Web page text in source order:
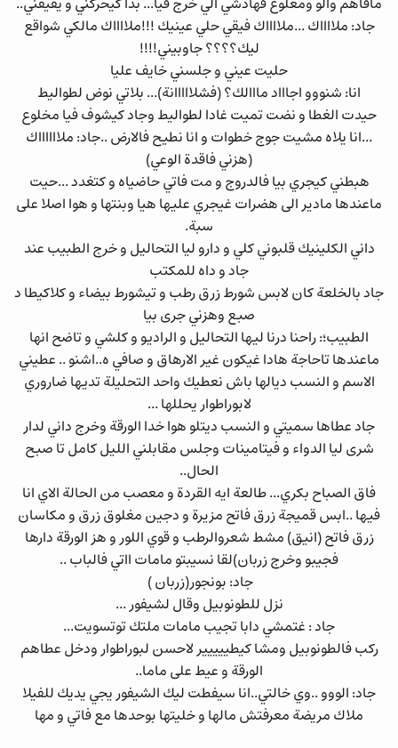
مافاهم والو ومغلوع فهادشي الي خرج فيا... بدا كيحركني و يفيقني..
جاد: ملااااك ...ملااااك فيقي حلي عينيك !!!ملااااك مالكي شواقع
ليك؟؟؟؟ جاوبيني!!!!
حليت عيني و جلسني خايف عليا
انا: شنووو اجاااد مااالك؟ (فشلااااانة)... بلاتي نوض لطواليط
حيدت الغطا و نضت تميت غادا لطواليط وجاد كيشوف فيا مخلوع
...انا يلاه مشيت جوج خطوات و انا نطيح فالارض ..جاد: ملااااااك
(هزني فاقدة الوعي)
هبطني كيجري بيا فالدروج و مت فاتي حاضياه و كتغدد ...حيت
ماعندها مادير الى هضرات غيجري عليها هيا وبنتها و هوا اصلا على
سبة.
داني الكلينيك قلبوني كلي و دارو ليا التحاليل و خرج الطبيب عند
جاد و داه للمكتب
جاد بالخلعة كان لابس شورط زرق رطب و تيشورط بيضاء و كلاكيطا د
صبع وهزني جرى بيا
الطبيب؛: راحنا درنا ليها التحاليل و الراديو و كلشي و تاضح انها
ماعندها تاحاجة هادا غيكون غير الارهاق و صافي ه..اشنو .. عطيني
الاسم و النسب ديالها باش نعطيك واحد التحليلة تديها ضاروري
لابوراطوار يحللها ...
جاد عطاها سميتي و النسب ديتلو هوا خدا الورقة وخرج داني لدار
شرى ليا الدواء و فيتامينات وجلس مقابلني الليل كامل تا صبح
الحال..
فاق الصباح بكري... طالعة ايه القردة و معصب من الحالة الاي انا
فيها ..ابس قميجة زرق فاتح مزيرة و دجين مغلوق زرق و مكاسان
زرق فاتح (انيق) مشط شعروالرطب و قوي اللور و هز الورقة دارها
فجيبو وخرج زربان)لقا نسيبتو مامات ااتي فالباب ..
جاد: بونجور(زربان )
نزل للطونوبيل وقال لشيفور ...
جاد : غتمشي دابا تجيب مامات ملتك توتسويت...
ركب فالطونوبيل ومشا كيطييييير لاحسن لبوراطوار ودخل عطاهم
الورقة و عيط على ماما..
جاد: الووو ..وي خالتي..انا سيفطت ليك الشيفور يجي يديك للفيلا
ملاك مريضة معرفتش مالها و خليتها بوحدها مع فاتي و مها